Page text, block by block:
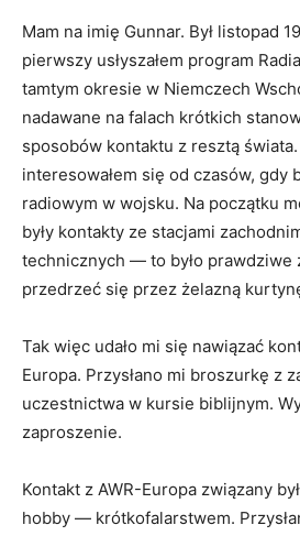
Mam na imię Gunnar. Był listopad
pierwszy usłyszałem program
tamtym okresie w Niemczech
nadawane na falach krótkich
sposobów kontaktu z resztą świata.
interesowałem się od czasów, gdy
radiowym w wojsku. Na początku
były kontakty ze stacjami
technicz­nych — to było prawdziwe
przedrzeć się przez żelaz­ną
Tak więc udało mi się nawiązać
Europa. Przysłano mi broszurkę z
uczestnictwa w kursie biblijnym.
zaproszenie.
Kontakt z AWR-Europa związany
hobby — krótkofalarstwem.